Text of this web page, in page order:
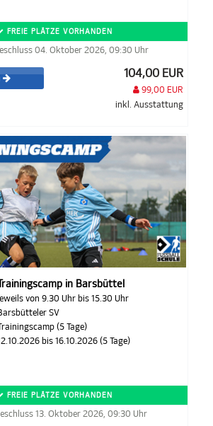
FREIE PLÄTZE VORHANDEN
04. Oktober 2026, 09:30 Uhr
104,00 EUR
99,00 EUR
inkl. Ausstattung
in Barsbüttel
von 9.30 Uhr bis 15.30 Uhr
SV
(5 Tage)
bis 16.10.2026 (5 Tage)
FREIE PLÄTZE VORHANDEN
13. Oktober 2026, 09:30 Uhr